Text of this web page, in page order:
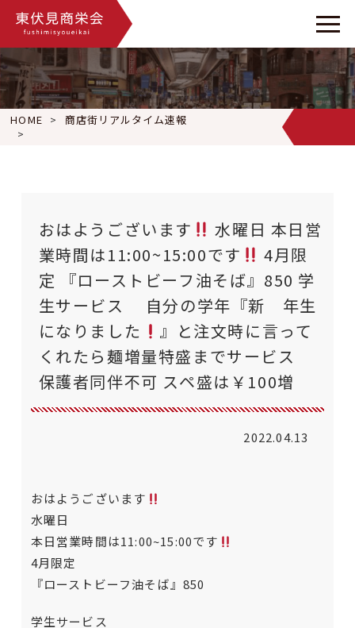
HOME
商店街リアルタイム速報
水曜日 本日営業時間は11:00~15:00です
おはようございます
水曜日 本日営
業時間は11:00~15:00です
4月限
定 『ローストビーフ油そば』850 学
生サービス 自分の学年『新 年生
になりました
』と注文時に言って
くれたら麺増量特盛までサービス
保護者同伴不可 スペ盛は￥100増
2022.04.13
おはようございます
水曜日
本日営業時間は11:00~15:00です
4月限定
『ローストビーフ油そば』850
学生サービス